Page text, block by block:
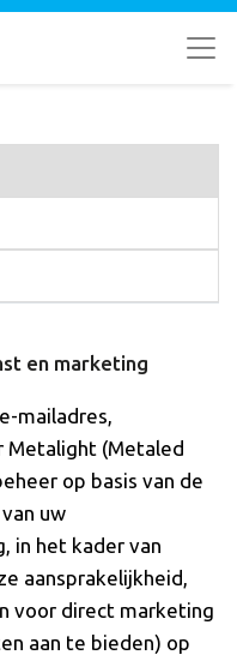
en marketing
mailadres,
Metalight (Metaled
op basis van de
uw
in het kader van
aansprakelijkheid,
voor direct marketing
aan te bieden) op